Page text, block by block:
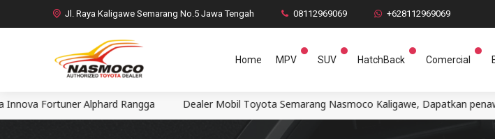
Jl. Raya Kaligawe Semarang No.5 Jawa Tengah 08112969069 +628112969069
Home MPV SUV HatchBack Comercial
Alphard Rangga Dealer Mobil Toyota Semarang Nasmoco Kaligawe, Dapatkan penawaran terbaik